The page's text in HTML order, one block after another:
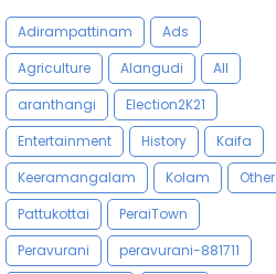
Adirampattinam
Ads
Agriculture
Alangudi
All
aranthangi
Election2K21
Entertainment
History
Kaifa
Keeramangalam
Kolam
Other
Pattukottai
PeraiTown
Peravurani
peravurani-881711